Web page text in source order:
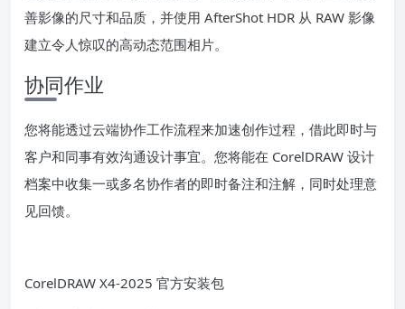
善影像的尺寸和品质，并使用 AfterShot HDR 从 RAW 影像
建立令人惊叹的高动态范围相片。
协同作业
您将能透过云端协作工作流程来加速创作过程，借此即时与
客户和同事有效沟通设计事宜。您将能在 CorelDRAW 设计
档案中收集一或多名协作者的即时备注和注解，同时处理意
见回馈。
CorelDRAW X4-2025 官方安装包